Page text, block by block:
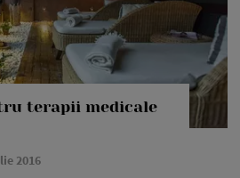
terapii medicale
2016